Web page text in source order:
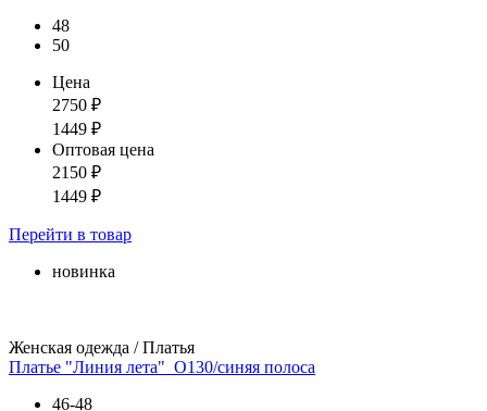
48
50
Цена
2750 ₽
1449 ₽
Оптовая цена
2150 ₽
1449 ₽
Перейти в товар
новинка
Женская одежда / Платья
Платье "Линия лета"_О130/синяя полоса
46-48